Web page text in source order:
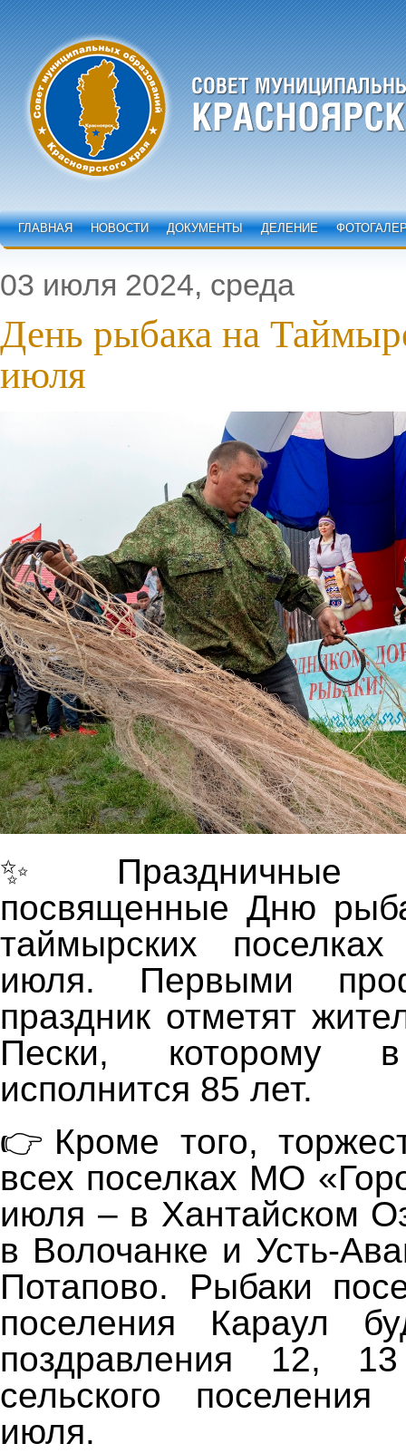
ГЛАВНАЯ НОВОСТИ ДОКУМЕНТЫ ДЕЛЕНИЕ
03 июля 2024, среда
День рыбака на
июля
✨Праздничные
посвященные Дню
таймырских
июля. Первыми
праздник отметят
Пески, которому
исполнится 85 лет.
👉Кроме того,
всех поселках МО
июля – в Хантайском
в Волочанке и Усть-
Потапово. Рыбаки
поселения Караул
поздравления 12,
сельского
июля.